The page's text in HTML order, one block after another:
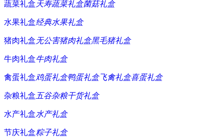
蔬菜礼盒 天寿蔬菜礼盒菌菇礼盒
水果礼盒经典水果礼盒
猪肉礼盒无公害猪肉礼盒黑毛猪礼盒
牛肉礼盒牛肉礼盒
禽蛋礼盒鸡蛋礼盒鸭蛋礼盒飞禽礼盒喜蛋礼盒
杂粮礼盒 五谷杂粮干货礼盒
水产礼盒水产礼盒
节庆礼盒粽子礼盒